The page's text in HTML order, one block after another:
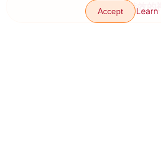
要在VJump视频编辑器移动应用程序中
编辑，请选择剪影挑战模板，添加视频
为什么VJump应用程
创建带有特效的
Accept Learn